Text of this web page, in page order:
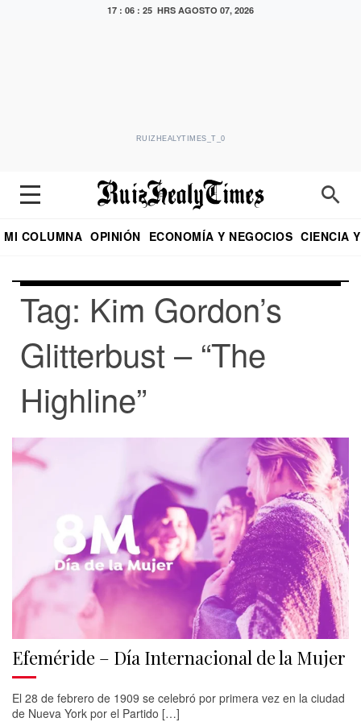
17 : 06 : 25 HRS AGOSTO 07, 2026
RUIZHEALYTIMES_T_0
MI COLUMNA OPINIÓN ECONOMÍA Y NEGOCIOS CIENCIA
Tag: Kim Gordon’s
Glitterbust – “The
Highline”
Efeméride – Día Internacional de la Mujer
El 28 de febrero de 1909 se celebró por primera vez en la ciudad
de Nueva York por el Partido […]